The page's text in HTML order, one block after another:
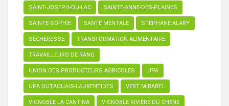
SAINT-JOSEPH-DU-LAC SAINTE-ANNE-DES-PLAINES
SAINTE-SOPHIE SANTÉ MENTALE STÉPHANE ALARY
SÉCHERESSE TRANSFORMATION ALIMENTAIRE
TRAVAILLEURS DE RANG
UNION DES PRODUCTEURS AGRICOLES UPA
UPA OUTAOUAIS-LAURENTIDES VERT MIRABEL
VIGNOBLE LA CANTINA VIGNOBLE RIVIÈRE DU CHÊNE